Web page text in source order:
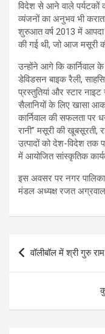
विदेश से आने वाले पर्यटकों
व्यंजनों का अनुभव भी
शुरुआत वर्ष 2013 में आपदा
की गई थी, जो आज मसूरी
उन्होंने आगे कि कार्निवाल के
डेविडसन बाइक रैली,
प्रस्तुतियां और स्टार
सैलानियों के लिए खासा
कार्निवाल की सफलता पर
रानी” मसूरी की खूबसूरती,
उत्पादों को देश-विदेश तक
में आयोजित सांस्कृतिक
इस अवसर पर नगर पालिका
मंडल अध्यक्ष रजत
Post
navigation
वॉलीबॉल में श्री गुरु